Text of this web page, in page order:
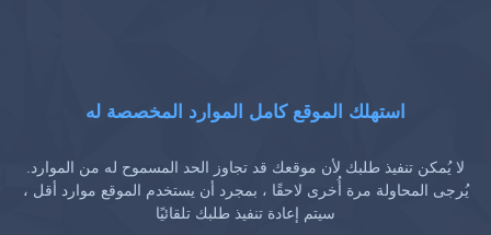
استهلك الموقع كامل الموارد المخصصة له
لا يُمكن تنفيذ طلبك لأن موقعك قد تجاوز الحد المسموح له من الموارد.
يُرجى المحاولة مرة أُخرى لاحقًا ، بمجرد أن يستخدم الموقع موارد أقل ،
سيتم إعادة تنفيذ طلبك تلقائيًا